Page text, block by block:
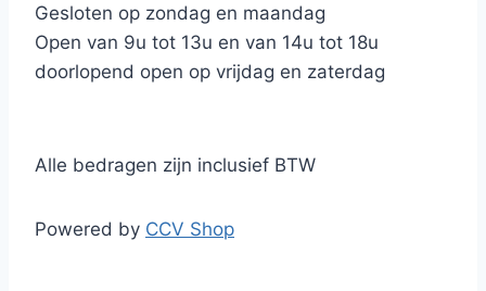
Gesloten op zondag en maandag
Open van 9u tot 13u en van 14u tot 18u
doorlopend open op vrijdag en zaterdag
Alle bedragen zijn inclusief BTW
Powered by CCV Shop